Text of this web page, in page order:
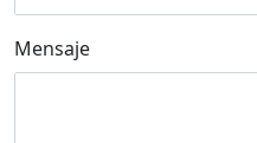
Mensaje